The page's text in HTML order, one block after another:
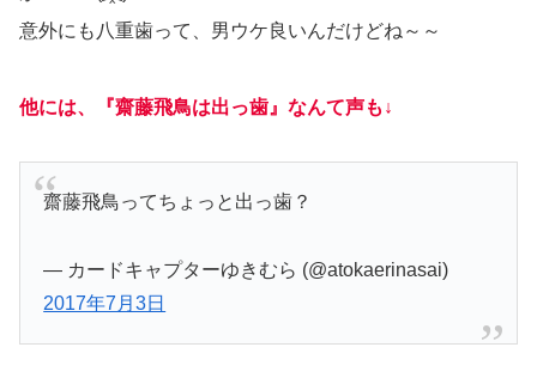
意外にも八重歯って、男ウケ良いんだけどね～～
他には、『齋藤飛鳥は出っ歯』なんて声も↓
齋藤飛鳥ってちょっと出っ歯？
— カードキャプターゆきむら (@atokaerinasai)
2017年7月3日